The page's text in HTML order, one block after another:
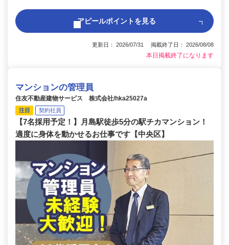
アピールポイントを見る
更新日： 2026/07/31 掲載終了日： 2026/08/08
本日掲載終了になります
マンションの管理員
住友不動産建物サービス 株式会社/hka25027a
注目 契約社員
【7名採用予定！】月島駅徒歩5分の駅チカマンション！
適度に身体を動かせるお仕事です【中央区】